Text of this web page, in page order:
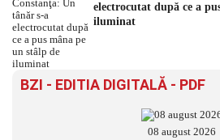
electrocutat după ce a
iluminat
BZI - EDITIA DIGITALĂ - PDF
08 august 2026